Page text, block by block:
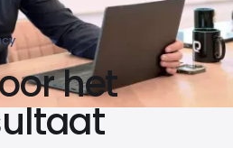
het